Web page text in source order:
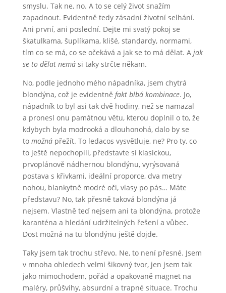
smyslu. Tak ne, no. A to se celý život snažím
zapadnout. Evidentně tedy zásadní životní selhání.
Ani první, ani poslední. Dejte mi svatý pokoj se
škatulkama, šuplíkama, klišé, standardy, normami,
tím co se má, co se očekává a jak se to má dělat. A jak
se to dělat nemási taky strčte někam.
No, podle jednoho mého nápadníka, jsem chytrá
blondýna, což je evidentně fakt blbá kombinace. Jo,
nápadník to byl asi tak dvě hodiny, než se namazal
a pronesl onu památnou větu, kterou doplnil o to, že
kdybych byla modrooká a dlouhonohá, dalo by se
to možnápřežít. To ledacos vysvětluje, ne? Pro ty, co
to ještě nepochopili, představte si klasickou,
prvoplánově nádhernou blondýnu, vyrýsovaná
postava s křivkami, ideální proporce, dva metry
nohou, blankytně modré oči, vlasy po pás… Máte
představu? No, tak přesně taková blondýna já
nejsem. Vlastně teď nejsem ani ta blondýna, protože
karanténa a hledání udržitelných řešení a vůbec.
Dost možná na tu blondýnu ještě dojde.
Taky jsem tak trochu střevo. Ne, to není přesné. Jsem
v mnoha ohledech velmi šikovný tvor, jen jsem tak
jako mimochodem, pořád a opakovaně magnet na
maléry, průšvihy, absurdní a trapné situace. Trochu